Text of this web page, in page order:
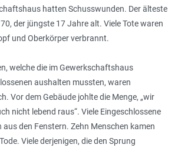
hatten Schuss­wunden. Der älteste
der jüngste 17 Jahre alt. Viele Tote waren
und Oberkörper verbrannt.
welche die im Gewerkschaftshaus
aushalten mussten, waren
Vor dem Gebäude johlte die Menge, „wir
nicht lebend raus“. Viele Eingeschlossene
aus den Fenstern. Zehn Menschen kamen
Viele derjenigen, die den Sprung